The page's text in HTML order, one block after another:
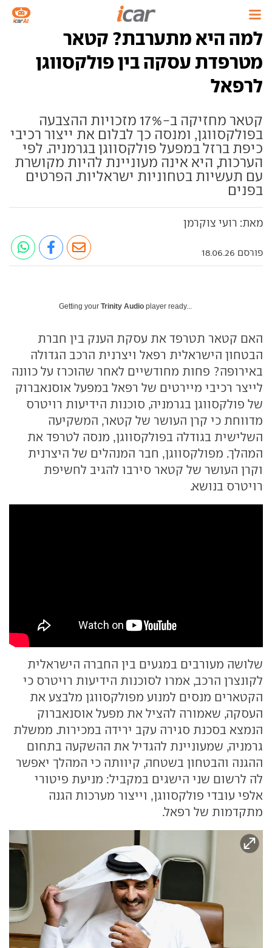
למה היא מתערבת? קטאר
מטרפדת עסקה בין פולקסווגן
לרפאל
קטאר מחזיקה ב-17% מזכויות ההצבעה
בפולקסווגן, ומנסה כך לבלום את ייצור רכיבי
כיפת ברזל במפעל פולקסווגן בגרמניה. לפי
הערכות, היא אינה מעוניינת להיות מקושרת
עם תעשיות בטחוניות ישראליות. הפרטים
בפנים
מאת: רועי צוקרמן
פורסם 18.06.26
Getting your Trinity Audio player ready...
האם קטאר תטרפד את עסקת הענק בין חברת
הבטחון הישראלית רפאל ויצרנית הרכב הגדולה
באירופה? פחות מחודשיים לאחר שהוכרז על כוונה
לייצר רכיבי מיירטים של רפאל במפעל אוסנאברוק
של פולקסווגן בגרמניה, סוכנות הידיעות רויטרס
מדווחת כי קרן העושר של קטאר, המשקיעה
השלישית בגודלה בפולקסווגן, מנסה לטרפד את
המהלך. מפולקסווגן, חבר המנהלים של היצרנית
וקרן העושר של קטאר סירבו להגיב לחשיפת
רויטרס בנושא.
שלושה מעורבים במגעים בין החברה הישראלית
לקונצרן הרכב, אמרו לסוכנות הידיעות רויטרס כי
הקטארים מנסים למנוע מפולקסווגן מלבצע את
העסקה, שאמורה להציל את מפעל אוסנאברוק
הנמצא בסכנת סגירה עקב ירידה במכירות. ממשלת
גרמניה, שמעוניינת להגדיל את ההשקעה בתחום
ההגנה והבטחון בשטחה, קיוותה כי המהלך יאפשר
לה לרשום שני הישגים במקביל: מניעת פיטורי
אלפי עובדי פולקסווגן, וייצור מערכות הגנה
מתקדמות של רפאל.